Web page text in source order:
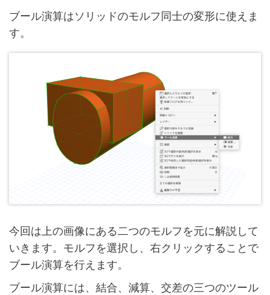
ブール演算はソリッドのモルフ同士の変形に使えま
す。
今回は上の画像にある二つのモルフを元に解説して
いきます。モルフを選択し、右クリックすることで
ブール演算を行えます。
ブール演算には、結合、減算、交差の三つのツール